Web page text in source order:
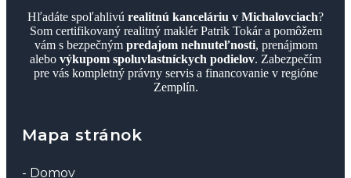
Hľadáte spoľahlivú realitnú kanceláriu v Michalovciach?
Som certifikovaný realitný maklér Patrik Tokár a pomôžem
vám s bezpečným predajom nehnuteľnosti, prenájmom
alebo výkupom spoluvlastníckych podielov. Zabezpečím
pre vás kompletný právny servis a financovanie v regióne
Zemplín.
Mapa stránok
- Domov